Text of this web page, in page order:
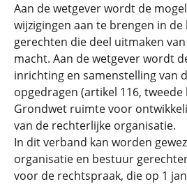
Aan de wetgever wordt de
wijzigingen aan te brengen in
gerechten die deel uitmaken
macht. Aan de wetgever wordt
inrichting en samenstelling van
opgedragen (artikel 116,
Grondwet ruimte voor
van de rechterlijke organisatie.
In dit verband kan worden
organisatie en bestuur
voor de rechtspraak, die op 1